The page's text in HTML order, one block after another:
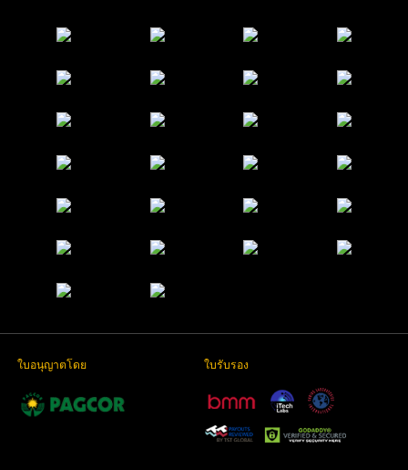
ใบอนุญาตโดย ใบรับรอง